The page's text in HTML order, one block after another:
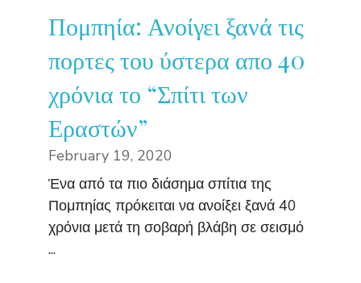
Πομπηία: Ανοίγει ξανά τις
πορτες του ύστερα απο 40
χρόνια το “Σπίτι των
Εραστών”
February 19, 2020
Ένα από τα πιο διάσημα σπίτια της
Πομπηίας πρόκειται να ανοίξει ξανά 40
χρόνια μετά τη σοβαρή βλάβη σε σεισμό
...